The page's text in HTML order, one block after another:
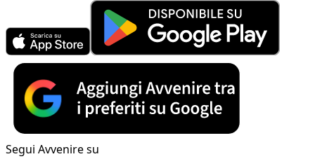
Segui Avvenire su